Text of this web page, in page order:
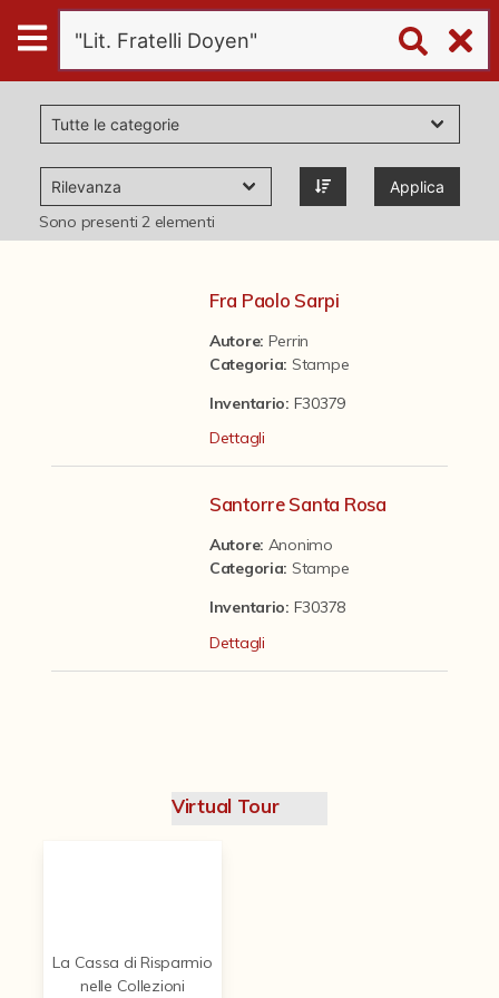
Digital
Humanities
Donazioni
Pubblicazioni
Il progetto Digital Humanities
Applica
Sono presenti2 elementi
Fra Paolo Sarpi
Autore: Perrin
Categoria: Stampe
Inventario: F30379
Dettagli
Santorre Santa Rosa
Autore: Anonimo
Categoria: Stampe
Inventario: F30378
Dettagli
Virtual Tour
La Cassa di Risparmio
nelle Collezioni